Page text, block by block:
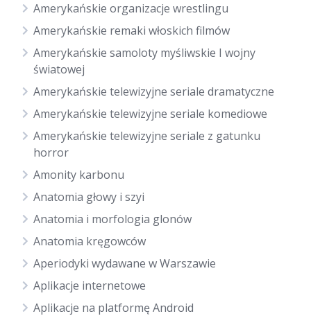
Amerykańskie organizacje wrestlingu
Amerykańskie remaki włoskich filmów
Amerykańskie samoloty myśliwskie I wojny
światowej
Amerykańskie telewizyjne seriale dramatyczne
Amerykańskie telewizyjne seriale komediowe
Amerykańskie telewizyjne seriale z gatunku
horror
Amonity karbonu
Anatomia głowy i szyi
Anatomia i morfologia glonów
Anatomia kręgowców
Aperiodyki wydawane w Warszawie
Aplikacje internetowe
Aplikacje na platformę Android